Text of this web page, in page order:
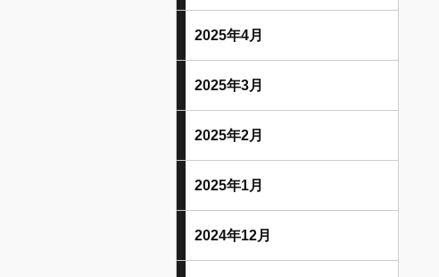
2025年4月
2025年3月
2025年2月
2025年1月
2024年12月